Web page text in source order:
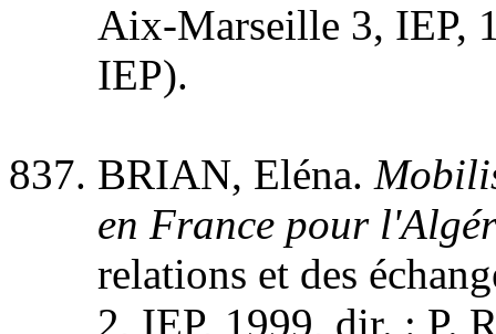
Aix-Marseille 3, IEP,
IEP).
BRIAN, Eléna.
en France pour
relations et des
2, IEP, 1999, dir. : P.